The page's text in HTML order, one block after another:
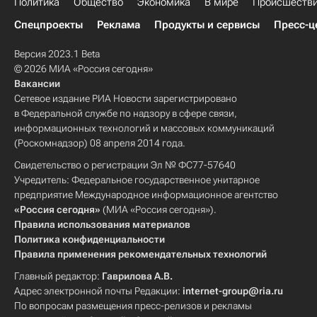
Спецпроекты
Реклама Продукты и сервисы Пресс-
Версия 2023.1 Beta
© 2026 МИА «Россия сегодня»
Вакансии
Сетевое издание РИА Новости зарегистрировано
в Федеральной службе по надзору в сфере связи,
информационных технологий и массовых коммуникаций
(Роскомнадзор) 08 апреля 2014 года.
Свидетельство о регистрации Эл № ФС77-57640
Учредитель: Федеральное государственное унитарное
предприятие Международное информационное агентство
«Россия сегодня» (МИА «Россия сегодня»).
Правила использования материалов
Политика конфиденциальности
Правила применения рекомендательных технологий
Главный редактор: Гаврилова А.В.
Адрес электронной почты Редакции: internet-group@ria.ru
По вопросам размещения пресс-релизов и рекламы